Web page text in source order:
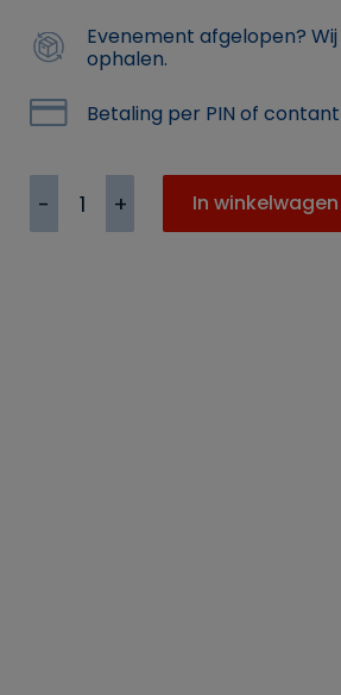
Evenement afgelopen?
ophalen.
Betaling per PIN of
Inductie
kookplaat
3500
In winkelwagen